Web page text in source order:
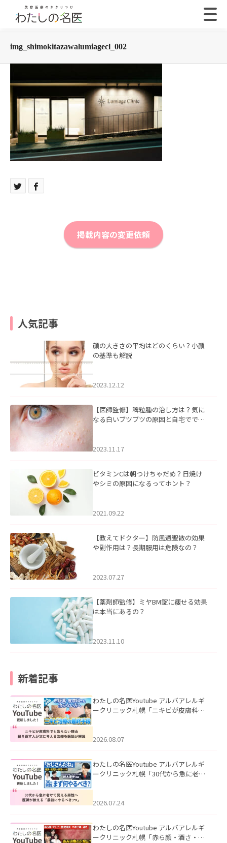
img_shimokitazawalumiagecl_002
掲載内容の変更依頼
人気記事
顔の大きさの平均はどのくらい？小顔
の基準も解説
2023.12.12
【医師監修】稗粒腫の治し方は？気に
なる白いブツブツの原因と自宅ででき
2023.11.17
ビタミンCは朝つけちゃだめ？日焼け
やシミの原因になるってホント？
2021.09.22
【教えてドクター】防風通聖散の効果
や副作用は？長期服用は危険なの？
2023.07.27
【薬剤師監修】ミヤBM錠に痩せる効果
は本当にあるの？
2023.11.10
新着記事
わたしの名医Youtube アルバアレルギ
ークリニック札幌「ニキビが皮膚科で
ました。
2026.08.07
わたしの名医Youtube アルバアレルギ
ークリニック札幌「30代から急に老け
た。
2026.07.24
わたしの名医Youtube アルバアレルギ
ークリニック札幌「赤ら顔・酒さ・ニ